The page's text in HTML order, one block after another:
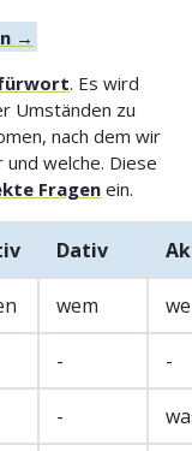
→
. Es wird
Umständen zu
nach dem wir
welche. Diese
Fragenein.
Dativ
wem
- -
-